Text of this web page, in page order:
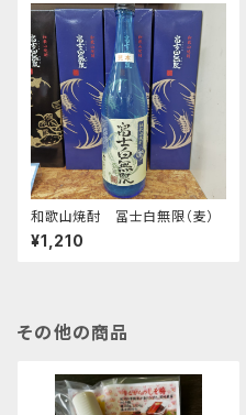
和歌山焼酎 冨士白無限（麦）
¥1,210
その他の商品